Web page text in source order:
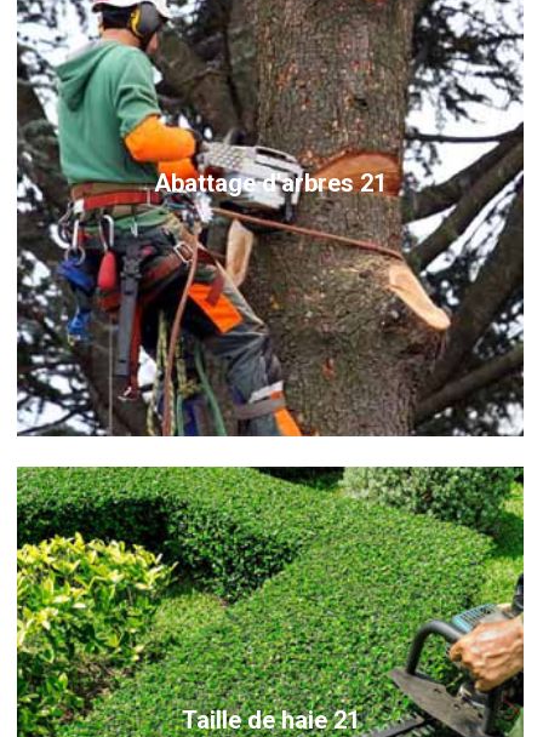
Abattage d'arbres 21
Taille de haie 21